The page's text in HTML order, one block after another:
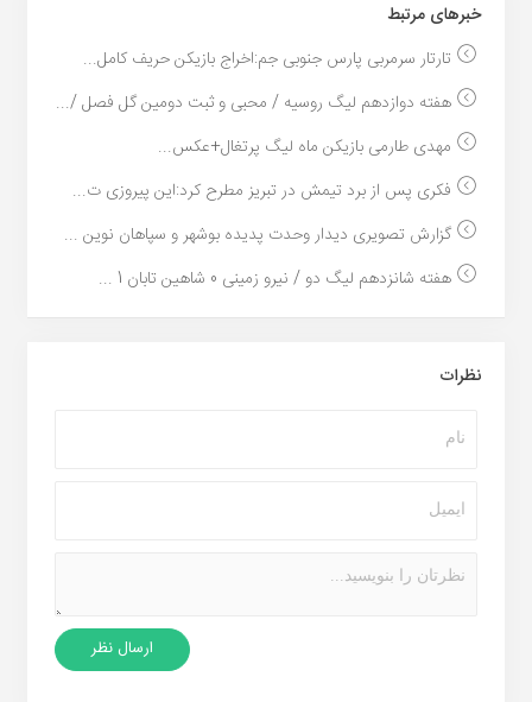
خبر‌های مرتبط
تارتار سرمربی پارس جنوبی جم:اخراج بازیکن حریف کامل...
هفته دوازدهم لیگ روسیه / محبی و ثبت دومین گل فصل /...
مهدی طارمی بازیکن ماه لیگ پرتغال+عکس...
فکری پس از برد تیمش در تبریز مطرح کرد:این پیروزی ت...
گزارش تصویری دیدار وحدت پدیده بوشهر و سپاهان نوین ...
هفته شانزدهم لیگ دو / نیرو زمینی 0 شاهین تابان 1 ...
نظرات